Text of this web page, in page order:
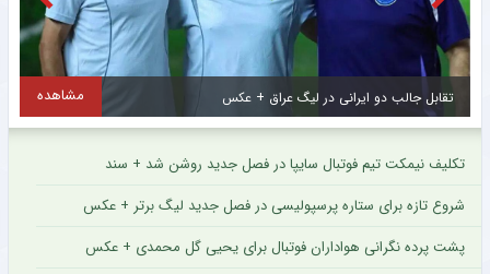
تقابل جالب دو ایرانی در لیگ عراق + عکس مشاهده
تکلیف نیمکت تیم فوتبال سایپا در فصل جدید روشن شد + سند
شروع تازه برای ستاره پرسپولیسی در فصل جدید لیگ برتر + عکس
پشت پرده نگرانی هواداران فوتبال برای یحیی گل محمدی + عکس